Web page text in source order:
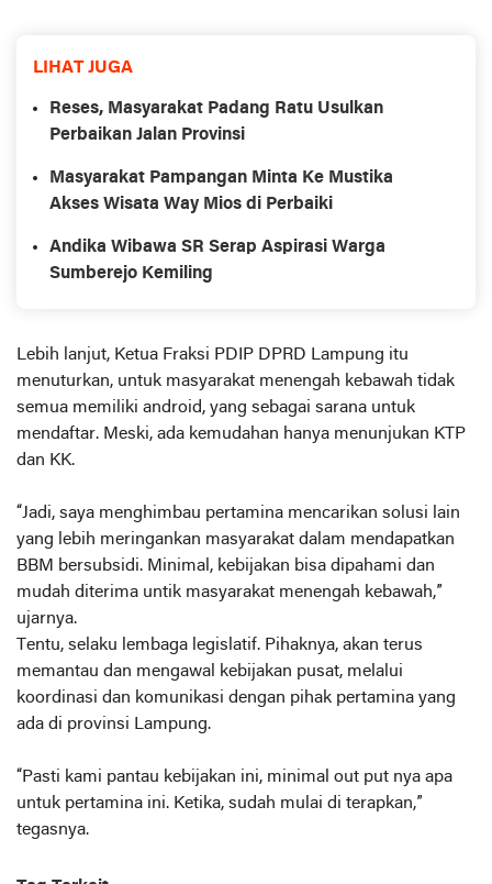
LIHAT JUGA
Reses, Masyarakat Padang Ratu Usulkan
Perbaikan Jalan Provinsi
Masyarakat Pampangan Minta Ke Mustika
Akses Wisata Way Mios di Perbaiki
Andika Wibawa SR Serap Aspirasi Warga
Sumberejo Kemiling
Lebih lanjut, Ketua Fraksi PDIP DPRD Lampung itu
menuturkan, untuk masyarakat menengah kebawah tidak
semua memiliki android, yang sebagai sarana untuk
mendaftar. Meski, ada kemudahan hanya menunjukan KTP
dan KK.
“Jadi, saya menghimbau pertamina mencarikan solusi lain
yang lebih meringankan masyarakat dalam mendapatkan
BBM bersubsidi. Minimal, kebijakan bisa dipahami dan
mudah diterima untik masyarakat menengah kebawah,”
ujarnya.
Tentu, selaku lembaga legislatif. Pihaknya, akan terus
memantau dan mengawal kebijakan pusat, melalui
koordinasi dan komunikasi dengan pihak pertamina yang
ada di provinsi Lampung.
“Pasti kami pantau kebijakan ini, minimal out put nya apa
untuk pertamina ini. Ketika, sudah mulai di terapkan,”
tegasnya.